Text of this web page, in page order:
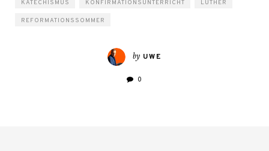
KATECHISMUS KONFIRMATIONSUNTERRICHT LUTHER
REFORMATIONSSOMMER
by UWE
0